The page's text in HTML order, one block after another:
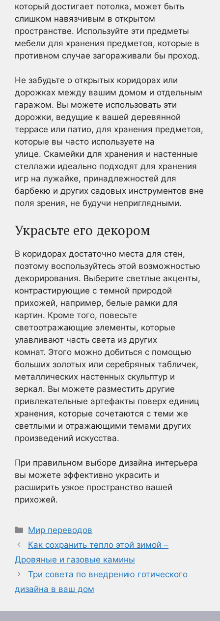
который достигает потолка, может быть
слишком навязчивым в открытом
пространстве. Используйте эти предметы
мебели для хранения предметов, которые в
противном случае загораживали бы проход.
Не забудьте о открытых коридорах или
дорожках между вашим домом и отдельным
гаражом. Вы можете использовать эти
дорожки, ведущие к вашей деревянной
террасе или патио, для хранения предметов,
которые вы часто используете на
улице. Скамейки для хранения и настенные
стеллажи идеально подходят для хранения
игр на лужайке, принадлежностей для
барбекю и других садовых инструментов вне
поля зрения, не будучи неприглядными.
Украсьте его декором
В коридорах достаточно места для стен,
поэтому воспользуйтесь этой возможностью
декорирования. Выберите светлые акценты,
контрастирующие с темной природой
прихожей, например, белые рамки для
картин. Кроме того, повесьте
светоотражающие элементы, которые
улавливают часть света из других
комнат. Этого можно добиться с помощью
больших золотых или серебряных табличек,
металлических настенных скульптур и
зеркал. Вы можете разместить другие
привлекательные артефакты поверх единиц
хранения, которые сочетаются с теми же
светлыми и отражающими темами других
произведений искусства.
При правильном выборе дизайна интерьера
вы можете эффективно украсить и
расширить узкое пространство вашей
прихожей.
Рубрики
Мир переводов
Как сохранить тепло этой зимой –
Дровяные и газовые камины
Три совета по внедрению готического
дизайна в ваш дом